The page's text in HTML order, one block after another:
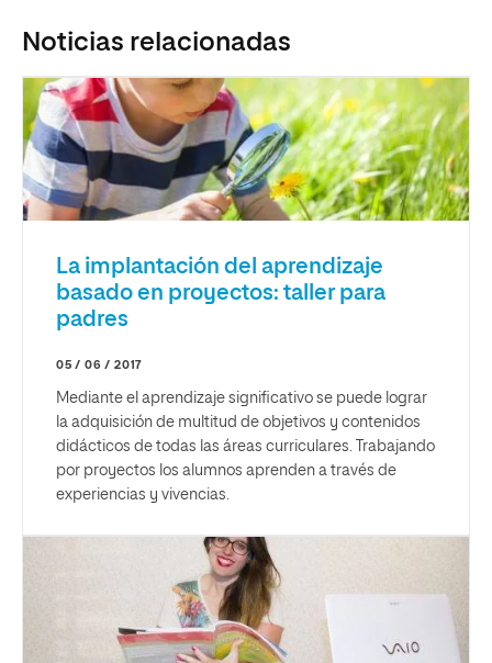
Noticias relacionadas
La implantación del aprendizaje
basado en proyectos: taller para
padres
05 / 06 / 2017
Mediante el aprendizaje significativo se puede lograr
la adquisición de multitud de objetivos y contenidos
didácticos de todas las áreas curriculares. Trabajando
por proyectos los alumnos aprenden a través de
experiencias y vivencias.